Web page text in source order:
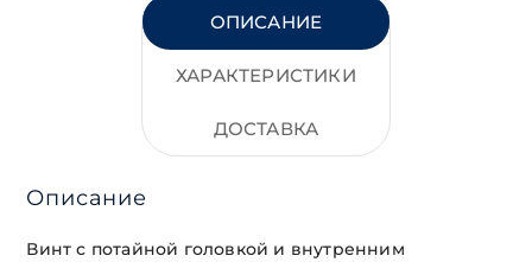
ОПИСАНИЕ
ХАРАКТЕРИСТИКИ
ДОСТАВКА
Описание
Винт с потайной головкой и внутренним